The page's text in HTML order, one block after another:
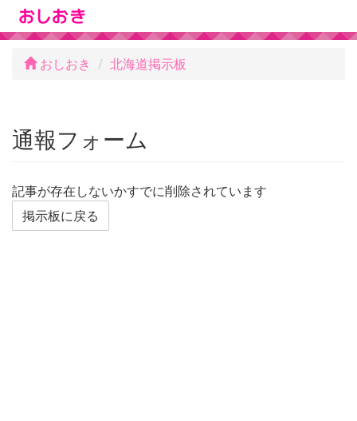
おしおき 北海道掲示板
通報フォーム
記事が存在しないかすでに削除されています
掲示板に戻る